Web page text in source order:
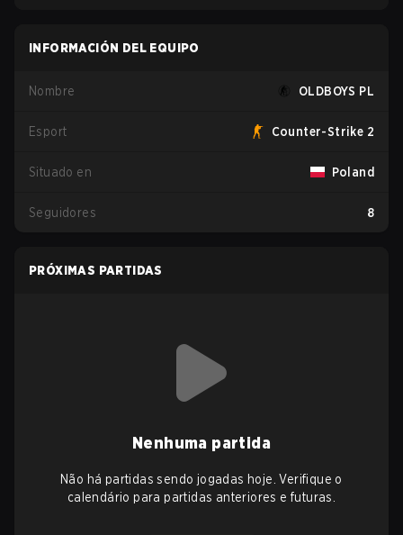
INFORMACIÓN DEL EQUIPO
Nombre OLDBOYS PL
Esport Counter-Strike 2
Situado en Poland
Seguidores 8
PRÓXIMAS PARTIDAS
Nenhuma partida
Não há partidas sendo jogadas hoje. Verifique o
calendário para partidas anteriores e futuras.